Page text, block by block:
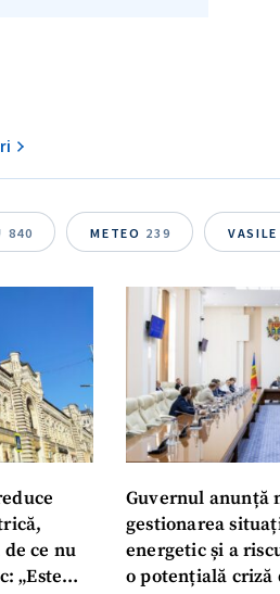
840 METEO 239
ce nu
„Este
Guvernul anunță
gestionarea
energetic și a
o potențială